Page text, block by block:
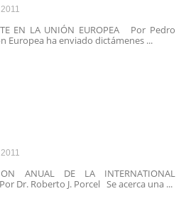
EN LA UNIÓN EUROPEA Por Pedro
Europea ha enviado dictámenes ...
ANUAL DE LA INTERNATIONAL
Dr. Roberto J. Porcel Se acerca una ...